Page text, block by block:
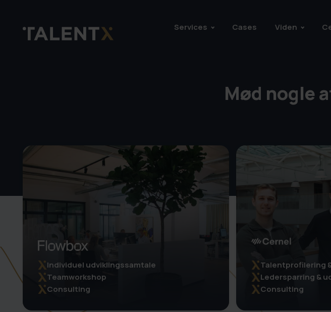
Services Cases Viden
Mød nogle
Individuel udviklingssamtale
Teamworkshop
Consulting
Talentprofilering
Ledersparring &
Consulting